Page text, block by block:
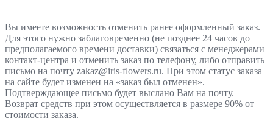
Вы имеете возможность отменить ранее оформленный заказ.
Для этого нужно заблаговременно (не позднее 24 часов до
предполагаемого времени доставки) связаться с менеджерами
контакт-центра и отменить заказ по телефону, либо отправить
письмо на почту zakaz@iris-flowers.ru. При этом статус заказа
на сайте будет изменен на «заказ был отменен».
Подтверждающее письмо будет выслано Вам на почту.
Возврат средств при этом осуществляется в размере 90% от
стоимости заказа.